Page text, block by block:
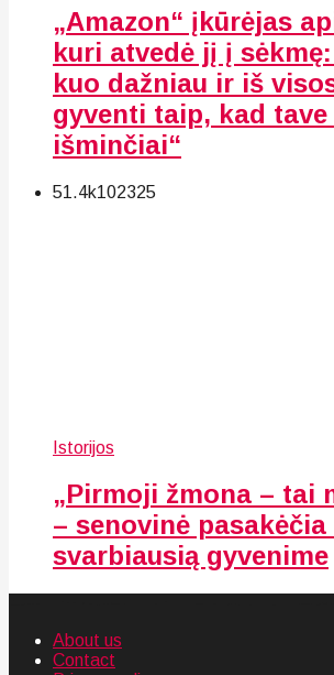
„Amazon“ įkūrėjas
kuri atvedė jį į
kuo dažniau ir iš
gyventi taip, kad
išminčiai“
51.4k102325
Istorijos
„Pirmoji žmona – tai
– senovinė pasakėčia
svarbiausią gyvenime
About us
Contact